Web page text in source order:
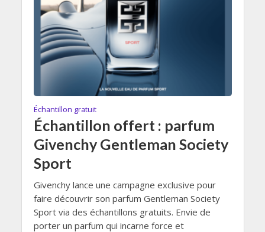
Échantillon gratuit
Échantillon offert : parfum
Givenchy Gentleman Society
Sport
Givenchy lance une campagne exclusive pour
faire découvrir son parfum Gentleman Society
Sport via des échantillons gratuits. Envie de
porter un parfum qui incarne force et